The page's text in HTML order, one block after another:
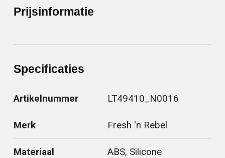
Prijsinformatie
Specificaties
Artikelnummer LT49410_N0016
Merk Fresh 'n Rebel
Materiaal ABS, Silicone